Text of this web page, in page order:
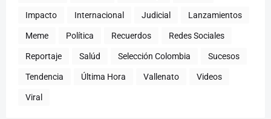
Impacto Internacional Judicial Lanzamientos
Meme Política Recuerdos Redes Sociales
Reportaje Salúd Selección Colombia Sucesos
Tendencia Última Hora Vallenato Videos
Viral